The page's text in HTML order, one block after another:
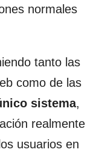
normales
tanto las
como de las
sistema,
realmente
usuarios en